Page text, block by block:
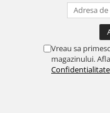
Vreau sa
magazinului.
Confidentialitate